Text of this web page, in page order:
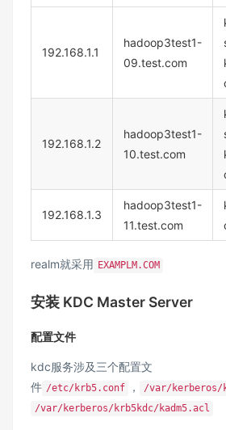
192.168.1.1
hadoop3test1-
09.test.com
192.168.1.2
hadoop3test1-
10.test.com
192.168.1.3
hadoop3test1-
11.test.com
realm就采用 EXAMPLM.COM
安装 KDC Master Server
配置文件
kdc服务涉及三个配置文
件 /etc/krb5.conf ， /var/kerberos/
/var/kerberos/krb5kdc/kadm5.acl